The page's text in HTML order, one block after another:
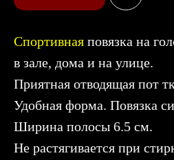
Спортивная повязка на
в зале, дома и на улице.
Приятная отводящая пот
Удобная форма. Повязка
Ширина полосы 6.5 см.
Не растягивается при